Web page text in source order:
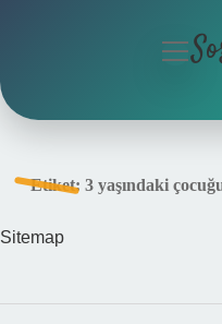
Etiket: 3 yaşındaki
Sitemap